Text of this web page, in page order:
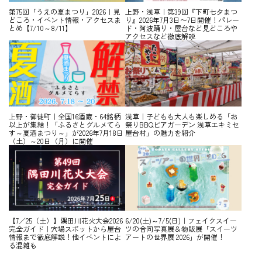
第75回「うえの夏まつり」2026｜見
どころ・イベント情報・アクセスま
とめ【7/10～8/11】
上野・浅草｜第39回『下町七夕まつ
り』2026年7月3日〜7日開催！パレー
ド・阿波踊り・屋台など見どころや
アクセスなど徹底解説
上野・御徒町｜全国16酒蔵・64銘柄
以上が集結！「ふるさとグルメてら
す～夏酒まつり～」が2026年7月18日
（土）～20日（月）に開催
浅草｜子どもも大人も楽しめる「お
祭りBBQビアガーデン 浅草エキミセ
屋台村」の魅力を紹介
【7／25（土）】隅田川花火大会2026
完全ガイド｜穴場スポットから屋台
情報まで徹底解説！他イベントによ
る混雑も
6/20(土)～7/5(日)｜フェイクスイー
ツの合同写真展＆物販展「スイーツ
アートの世界展 2026」が開催！